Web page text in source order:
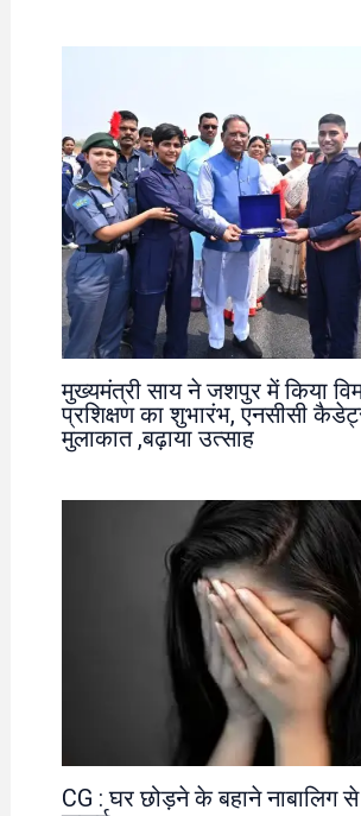
मुख्यमंत्री साय ने जशपुर में किया
प्रशिक्षण का शुभारंभ, एनसीसी
मुलाकात ,बढ़ाया उत्साह
CG : घर छोड़ने के बहाने नाबालिग